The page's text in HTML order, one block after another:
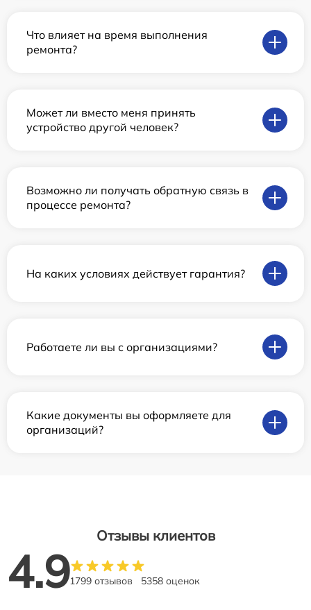
Что влияет на время выполнения
ремонта?
Может ли вместо меня принять
устройство другой человек?
Возможно ли получать обратную связь в
процессе ремонта?
На каких условиях действует гарантия?
Работаете ли вы с организациями?
Какие документы вы оформляете для
организаций?
Отзывы клиентов
4.91799 отзывов 5358 оценок